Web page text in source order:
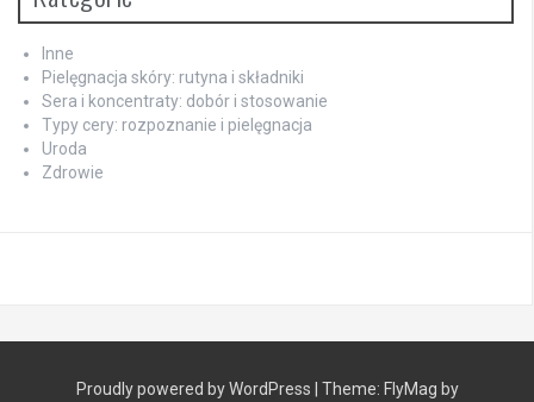
Inne
Pielęgnacja skóry: rutyna i składniki
Sera i koncentraty: dobór i stosowanie
Typy cery: rozpoznanie i pielęgnacja
Uroda
Zdrowie
Proudly powered by WordPress Theme: FlyMag by